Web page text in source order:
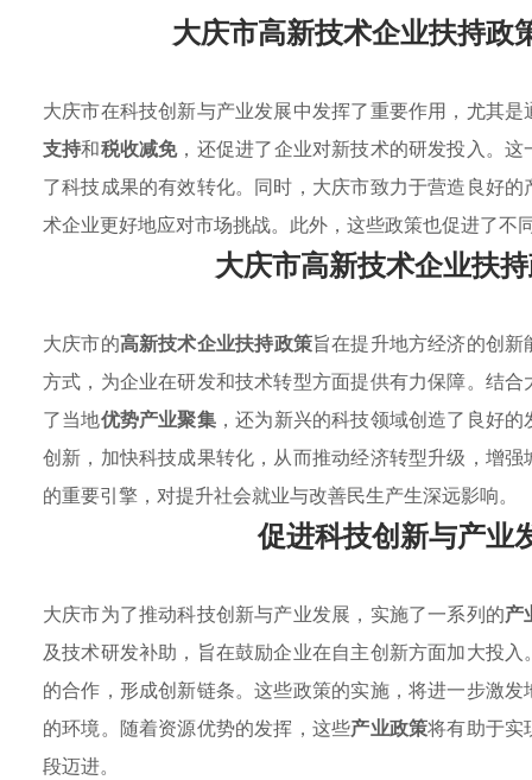
大庆市高新技术企业扶持政
大庆市在科技创新与产业发展中发挥了重要作用，尤其是
支持和税收减免，还促进了企业对新技术的研发投入。
了科技成果的有效转化。同时，大庆市致力于营造良好
术企业更好地应对市场挑战。此外，这些政策也促进了
大庆市高新技术企业扶
大庆市的高新技术企业扶持政策旨在提升地方经济的创
方式，为企业在研发和技术转型方面提供有力保障。结
了当地优势产业聚集，还为新兴的科技领域创造了良好
创新，加快科技成果转化，从而推动经济转型升级，增
的重要引擎，对提升社会就业与改善民生产生深远影响。
促进科技创新与产业
大庆市为了推动科技创新与产业发展，实施了一系列的产
及技术研发补助，旨在鼓励企业在自主创新方面加大投
的合作，形成创新链条。这些政策的实施，将进一步激
的环境。随着资源优势的发挥，这些产业政策将有助于实
段迈进。